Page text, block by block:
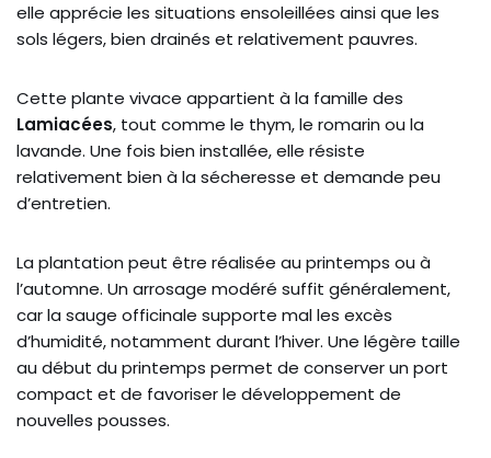
elle apprécie les situations ensoleillées ainsi que les
sols légers, bien drainés et relativement pauvres.
Cette plante vivace appartient à la famille des
Lamiacées, tout comme le thym, le romarin ou la
lavande. Une fois bien installée, elle résiste
relativement bien à la sécheresse et demande peu
d’entretien.
La plantation peut être réalisée au printemps ou à
l’automne. Un arrosage modéré suffit généralement,
car la sauge officinale supporte mal les excès
d’humidité, notamment durant l’hiver. Une légère taille
au début du printemps permet de conserver un port
compact et de favoriser le développement de
nouvelles pousses.